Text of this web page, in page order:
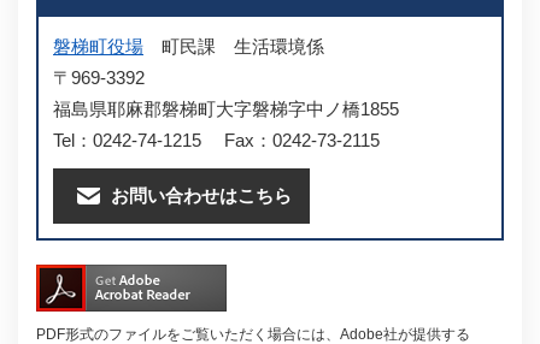
磐梯町役場 町民課
生活環境係
〒969-3392
福島県耶麻郡磐梯町大字磐梯字中ノ橋1855
Tel：0242-74-1215
Fax：0242-73-2115
お問い合わせはこちら
PDF形式のファイルをご覧いただく場合には、Adobe社が提供する